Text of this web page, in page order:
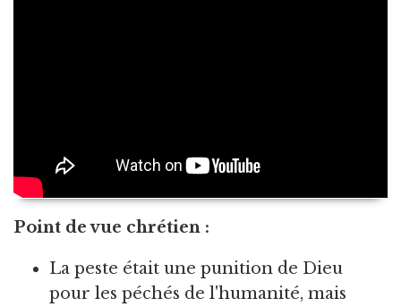
Point de vue chrétien :
La peste était une punition de Dieu
pour les péchés de l'humanité, mais